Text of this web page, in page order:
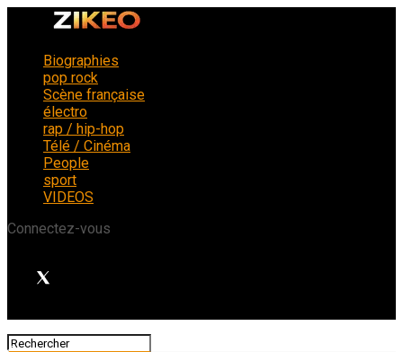
Biographies
pop rock
Scène française
électro
rap / hip-hop
Télé / Cinéma
People
sport
VIDEOS
Connectez-vous